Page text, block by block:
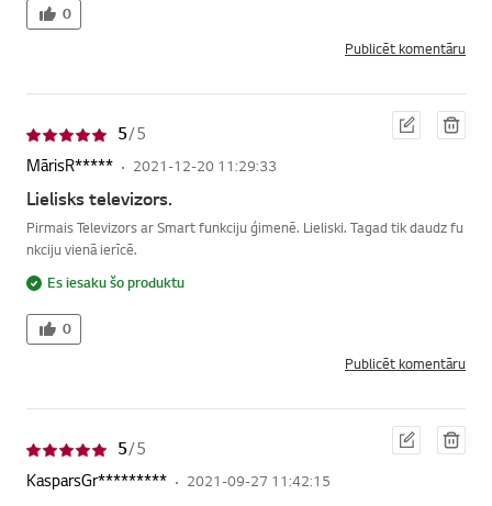
0
Publicēt komentāru
5/ 5
MārisR*****
2021-12-20 11:29:33
Lielisks televizors.
Pirmais Televizors ar Smart funkciju ģimenē. Lieliski. Tagad tik daudz fu
nkciju vienā ierīcē.
Es iesaku šo produktu
Red
iģēt
Dzē
st
0
Publicēt komentāru
5/ 5
KasparsGr*********
2021-09-27 11:42:15
Red
iģēt
Dzē
st